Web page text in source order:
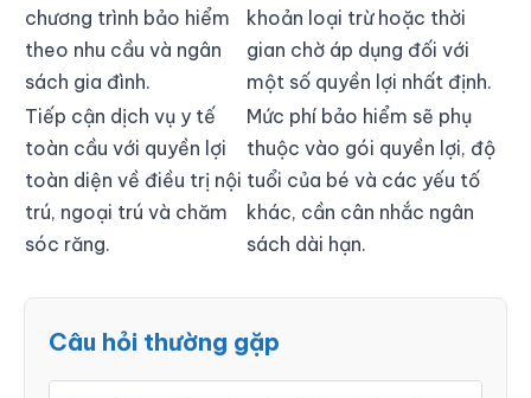
chương trình bảo hiểm
theo nhu cầu và ngân
sách gia đình.
khoản loại trừ hoặc thời
gian chờ áp dụng đối với
một số quyền lợi nhất định.
Tiếp cận dịch vụ y tế
toàn cầu với quyền lợi
toàn diện về điều trị nội
trú, ngoại trú và chăm
sóc răng.
Mức phí bảo hiểm sẽ phụ
thuộc vào gói quyền lợi, độ
tuổi của bé và các yếu tố
khác, cần cân nhắc ngân
sách dài hạn.
Câu hỏi thường gặp